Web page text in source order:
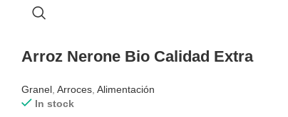
Arroz Nerone Bio Calidad Extra
Granel Arroces Alimentación
In stock